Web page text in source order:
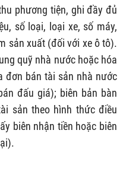
phương tiện, ghi đầy đủ
số loại, loại xe, số máy,
sản xuất (đối với xe ô tô).
quỹ nhà nước hoặc hóa
đơn bán tài sản nhà nước
đấu giá); biên bản bàn
sản theo hình thức điều
biên nhận tiền hoặc biên